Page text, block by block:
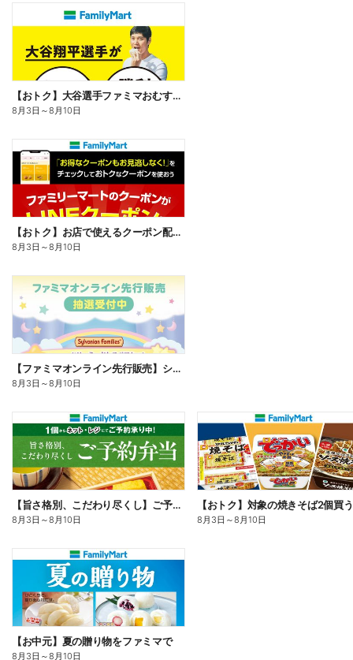
【おトク】大谷選手ファミマおむすび割
8月3日 ～8月10日
【おトク】お店で使えるクーポン配信中
8月3日 ～8月10日
【ファミマオンライン先行販売】シルバニアファミリー
8月3日 ～8月10日
【旨さ格別、こだわり尽くし】ご予約弁当
8月3日 ～8月10日 8月3日 ～8月10日
【お中元】夏の贈り物をファミマで
8月3日 ～8月10日